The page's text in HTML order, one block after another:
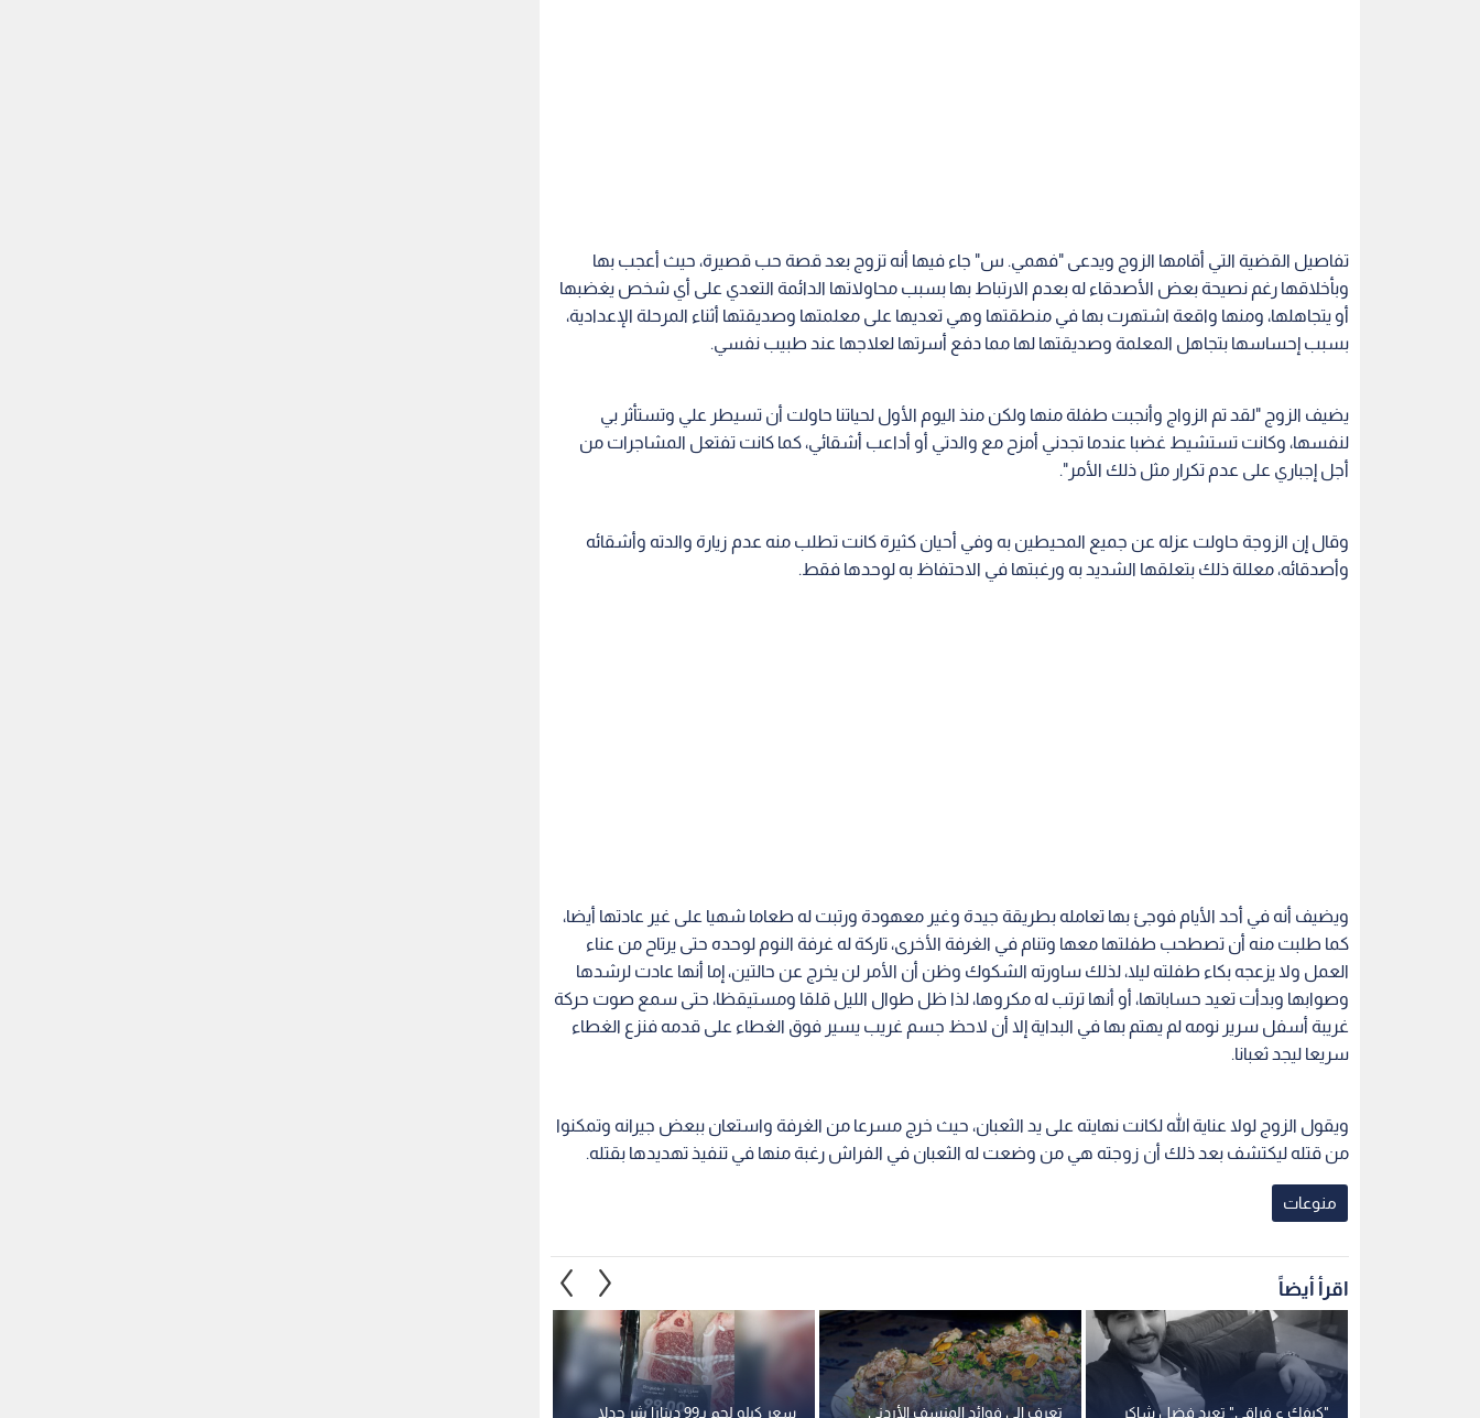
تفاصيل القضية التي أقامها الزوج ويدعى "فهمي. س" جاء فيها أنه تزوج بعد قصة حب قصيرة، حيث أعجب بها
وبأخلاقها رغم نصيحة بعض الأصدقاء له بعدم الارتباط بها بسبب محاولاتها الدائمة التعدي على أي شخص يغضبها
أو يتجاهلها، ومنها واقعة اشتهرت بها في منطقتها وهي تعديها على معلمتها وصديقتها أثناء المرحلة الإعدادية،
بسبب إحساسها بتجاهل المعلمة وصديقتها لها مما دفع أسرتها لعلاجها عند طبيب نفسي.
يضيف الزوج "لقد تم الزواج وأنجبت طفلة منها ولكن منذ اليوم الأول لحياتنا حاولت أن تسيطر علي وتستأثر بي
لنفسها، وكانت تستشيط غضبا عندما تجدني أمزح مع والدتي أو أداعب أشقائي، كما كانت تفتعل المشاجرات من
أجل إجباري على عدم تكرار مثل ذلك الأمر".
وقال إن الزوجة حاولت عزله عن جميع المحيطين به وفي أحيان كثيرة كانت تطلب منه عدم زيارة والدته وأشقائه
وأصدقائه، معللة ذلك بتعلقها الشديد به ورغبتها في الاحتفاظ به لوحدها فقط.
ويضيف أنه في أحد الأيام فوجئ بها تعامله بطريقة جيدة وغير معهودة ورتبت له طعاما شهيا على غير عادتها أيضا،
كما طلبت منه أن تصطحب طفلتها معها وتنام في الغرفة الأخرى، تاركة له غرفة النوم لوحده حتى يرتاح من عناء
العمل ولا يزعجه بكاء طفلته ليلا، لذلك ساورته الشكوك وظن أن الأمر لن يخرج عن حالتين، إما أنها عادت لرشدها
وصوابها وبدأت تعيد حساباتها، أو أنها ترتب له مكروها، لذا ظل طوال الليل قلقا ومستيقظا، حتى سمع صوت حركة
غريبة أسفل سرير نومه لم يهتم بها في البداية إلا أن لاحظ جسم غريب يسير فوق الغطاء على قدمه فنزع الغطاء
سريعا ليجد ثعبانا.
ويقول الزوج لولا عناية الله لكانت نهايته على يد الثعبان، حيث خرج مسرعا من الغرفة واستعان ببعض جيرانه وتمكنوا
من قتله ليكتشف بعد ذلك أن زوجته هي من وضعت له الثعبان في الفراش رغبة منها في تنفيذ تهديدها بقتله.
منوعات
اقرأ أيضاً
سعر كيلو لحم بـ99 دينارا يثير جدلا
تعرف إلى فوائد المنسف الأردني
"كيفك ع فراقي" تعيد فضل شاكر